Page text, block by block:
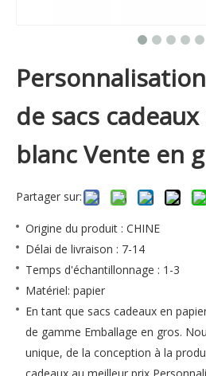
de sacs
blanc Vente en
Partager sur:
Origine du produit : CHINE
Délai de livraison : 7-14
Temps d'échantillonnage : 1-3
Matériel: papier
En tant que sacs cadeaux en
de gamme Emballage en gros.
unique, de la conception à la